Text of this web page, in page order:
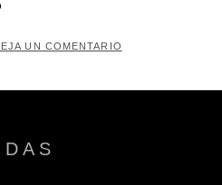
ABRIR
UN COMENTARIO